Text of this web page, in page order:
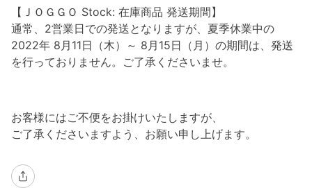
【ＪＯＧＧＯ Stock: 在庫商品 発送期間】
通常、2営業日での発送となりますが、夏季休業中の
2022年 8月11日（木）～ 8月15日（月）の期間は、発送
を行っておりません。ご了承くださいませ。
お客様にはご不便をお掛けいたしますが、
ご了承くださいますよう、お願い申し上げます。